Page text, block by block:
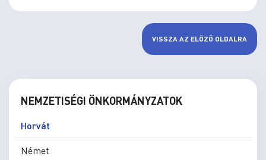
VISSZA AZ ELŐZŐ OLDALRA
NEMZETISÉGI ÖNKORMÁNYZATOK
Horvát
Német